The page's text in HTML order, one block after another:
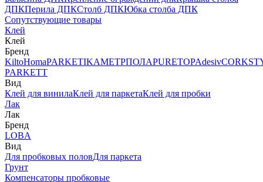
ДПКПерила ДПКСтолб ДПКЮбка столба ДПК
Сопутствующие товары
Клей
Клей
Бренд
KiltoHomaPARKETIKAМЕТРПОЛАPURETOPAdesiv
PARKETT
Вид
Клей для винилаКлей для паркетаКлей для пробки
Лак
Лак
Бренд
LOBA
Вид
Для пробковых половДля паркета
Грунт
Компенсаторы пробковые